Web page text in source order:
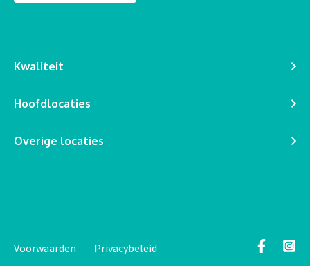
Kwaliteit
Hoofdlocaties
Overige locaties
Voorwaarden Privacybeleid